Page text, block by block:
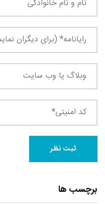
برچسب ها